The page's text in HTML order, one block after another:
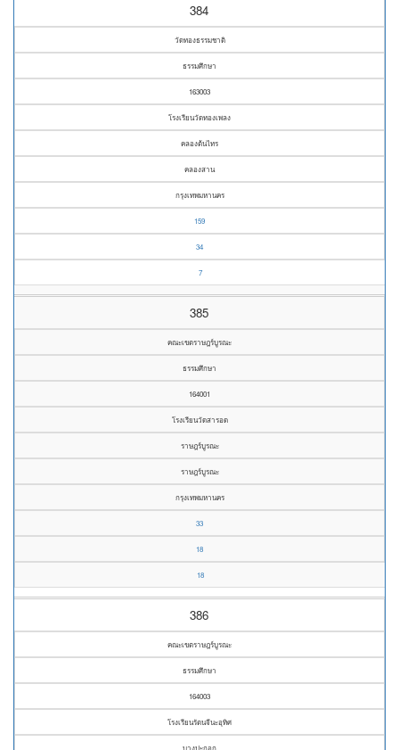
384
วัดทองธรรมชาติ
ธรรมศึกษา
163003
โรงเรียนวัดทองเพลง
คลองต้นไทร
คลองสาน
กรุงเทพมหานคร
159
34
7
385
คณะเขตราษฎร์บูรณะ
ธรรมศึกษา
164001
โรงเรียนวัดสารอด
ราษฎร์บูรณะ
ราษฎร์บูรณะ
กรุงเทพมหานคร
33
18
18
386
คณะเขตราษฎร์บูรณะ
ธรรมศึกษา
164003
โรงเรียนรัตนจีนะอุทิศ
บางปะกอก